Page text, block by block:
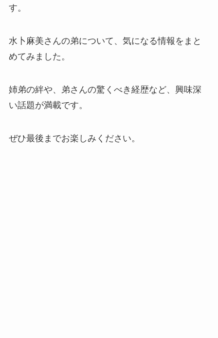
す。
水卜麻美さんの弟について、気になる情報をまと
めてみました。
姉弟の絆や、弟さんの驚くべき経歴など、興味深
い話題が満載です。
ぜひ最後までお楽しみください。